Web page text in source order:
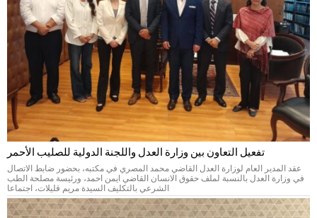
تفعيل التعاون بين وزارة العدل واللجنة الدولية للصليب الأحمر
عقد المدير العام لوزارة العدل القاضي محمد المصري في مكتبه، بحضور ضابط الاتصال
في وزارة العدل بالنسبة لملف حقوق الانسان القاضي ايمن احمد، ورئيسة مصلحة الطب
الشرعي بالتكليف السيدة مريم قليلات، اجتماعا